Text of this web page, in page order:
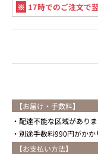
※ 17時でのご注文で
【お届け・手数料】
配達不能な区域がありま
別途手数料990円がかか
【お支払い方法】